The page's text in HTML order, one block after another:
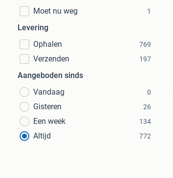
Moet nu weg
1
Levering
Ophalen
769
Verzenden 197
Aangeboden sinds
Vandaag
0
Gisteren 26
Een week 134
Altijd 772